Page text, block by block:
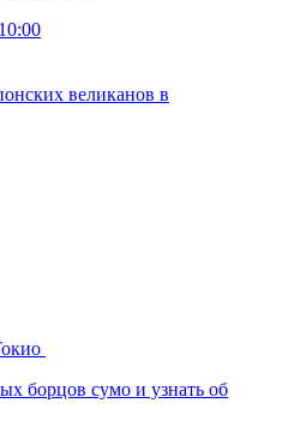
борцов сумо и узнать об